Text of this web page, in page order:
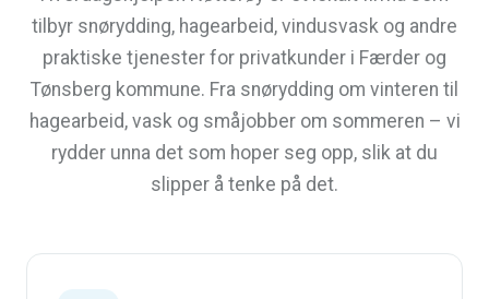
tilbyr snørydding, hagearbeid, vindusvask og andre
praktiske tjenester for privatkunder i Færder og
Tønsberg kommune. Fra snørydding om vinteren til
hagearbeid, vask og småjobber om sommeren – vi
rydder unna det som hoper seg opp, slik at du
slipper å tenke på det.